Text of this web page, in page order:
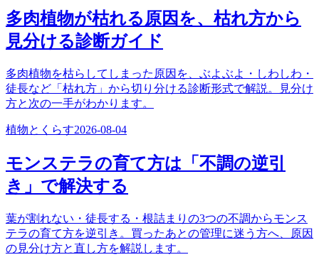
多肉植物が枯れる原因を、枯れ方から
見分ける診断ガイド
多肉植物を枯らしてしまった原因を、ぶよぶよ・しわしわ・
徒長など「枯れ方」から切り分ける診断形式で解説。見分け
方と次の一手がわかります。
植物とくらす2026-08-04
モンステラの育て方は「不調の逆引
き」で解決する
葉が割れない・徒長する・根詰まりの3つの不調からモンス
テラの育て方を逆引き。買ったあとの管理に迷う方へ、原因
の見分け方と直し方を解説します。